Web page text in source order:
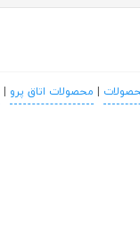
| محصولات اتاق پرو |